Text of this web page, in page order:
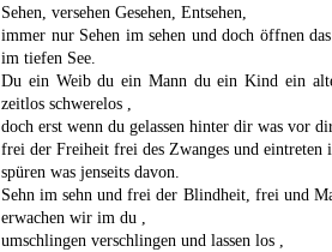
Sehen, versehen Gesehen, Entsehen,
immer nur Sehen im sehen und doch öffnen
im tiefen See.
Du ein Weib du ein Mann du ein Kind ein
zeitlos schwerelos ,
doch erst wenn du gelassen hinter dir was vor
frei der Freiheit frei des Zwanges und eintreten
spüren was jenseits davon.
Sehn im sehn und frei der Blindheit, frei und
erwachen wir im du ,
umschlingen verschlingen und lassen los ,